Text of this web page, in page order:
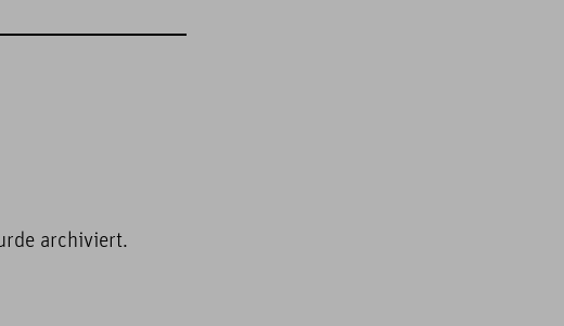
archiviert.